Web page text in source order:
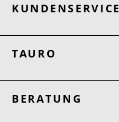
KUNDENSERVICE
TAURO
BERATUNG